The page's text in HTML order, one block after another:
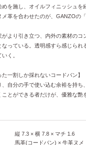
めを施し、オイルフィニッシュを
メ革を合わせたのが、GANZOの
がより引き立つ、内外の素材のコ
なっている。透明感すら感じられ
く。
た一割しか採れないコードバン】
、自分の手で使い込む余裕を持ち
ことができる者だけが、優雅な艶
縦 7.3 × 横 7.8 × マチ 1.6
馬革(コードバン) × 牛革ヌメ